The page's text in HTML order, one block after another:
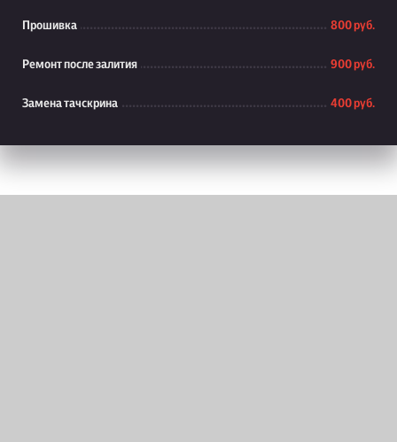
Прошивка 800 руб.
Ремонт после залития 900 руб.
Замена тачскрина 400 руб.